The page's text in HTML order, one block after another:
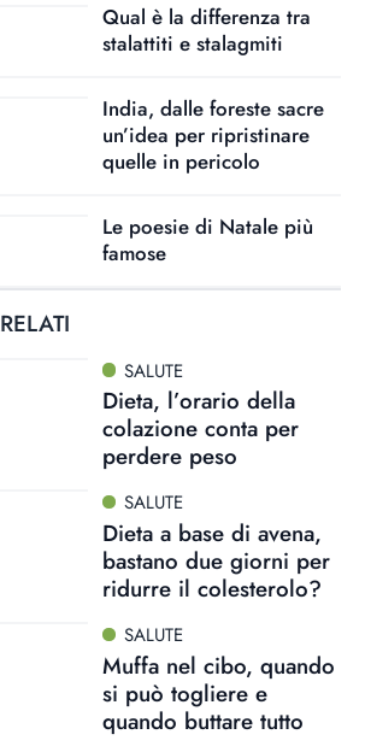
Qual è la differenza tra
stalattiti e stalagmiti
India, dalle foreste sacre
un’idea per ripristinare
quelle in pericolo
Le poesie di Natale più
famose
SALUTE
Dieta, l’orario della
colazione conta per
perdere peso
SALUTE
Dieta a base di avena,
bastano due giorni per
ridurre il colesterolo?
SALUTE
Muffa nel cibo, quando
si può togliere e
quando buttare tutto